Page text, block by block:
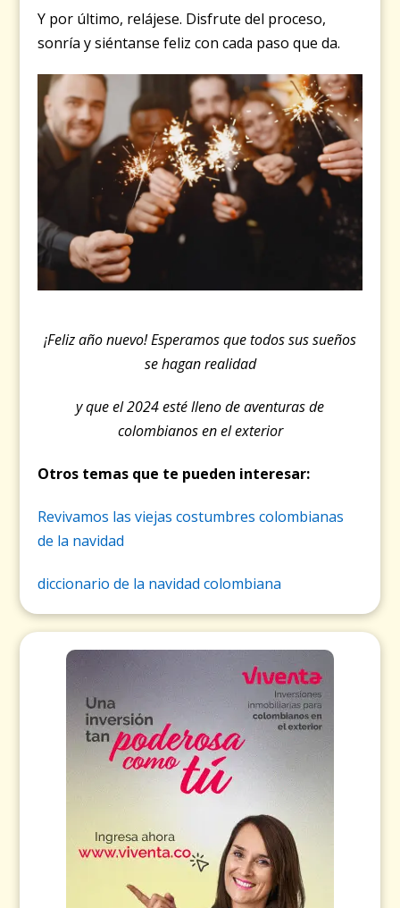
Y por último, relájese. Disfrute del proceso,
sonría y siéntanse feliz con cada paso que da.
¡Feliz año nuevo! Esperamos que todos sus sueños
se hagan realidad
y que el 2024 esté lleno de aventuras de
colombianos en el exterior
Otros temas que te pueden interesar:
Revivamos las viejas costumbres colombianas
de la navidad
diccionario de la navidad colombiana